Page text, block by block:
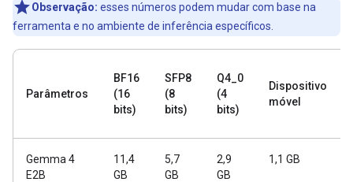
Observação: esses números podem mudar com base na
ferramenta e no ambiente de inferência específicos.
Parâmetros
BF16
(16
bits)
SFP8
(8
bits)
Q4_0
(4
bits)
Dispositivo
móvel
Gemma 4
E2B
11,4
GB
5,7
GB
2,9
GB
1,1 GB